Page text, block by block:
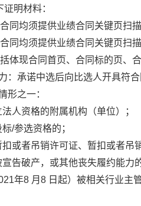
明材料：
同均须提供业绩合同关键页扫
同均须提供业绩合同关键页扫
体现合同首页、合同标的页、
：承诺中选后向比选人开具符
形之一：
人资格的附属机构（单位）；
标/参选资格的；
或者吊销许可证、暂扣或者吊
告破产，或其他丧失履约能力
年8 月 8 日起）被相关行业主